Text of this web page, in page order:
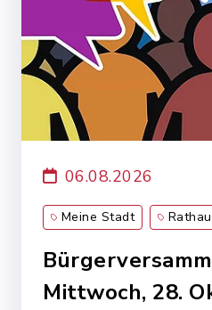
Mittwoch, 28.
06.08.2026
Meine Stadt